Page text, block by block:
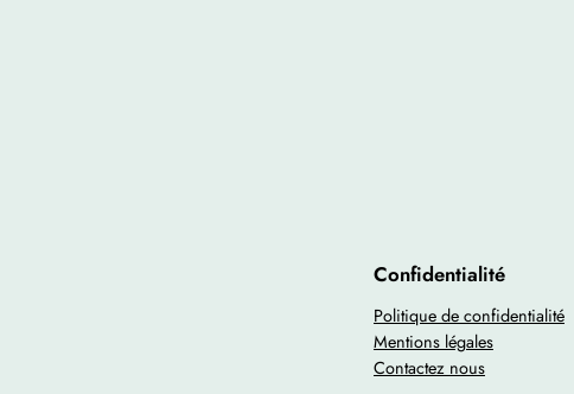
Confidentialité
Politique de confidentialité
Mentions légales
Contactez nous